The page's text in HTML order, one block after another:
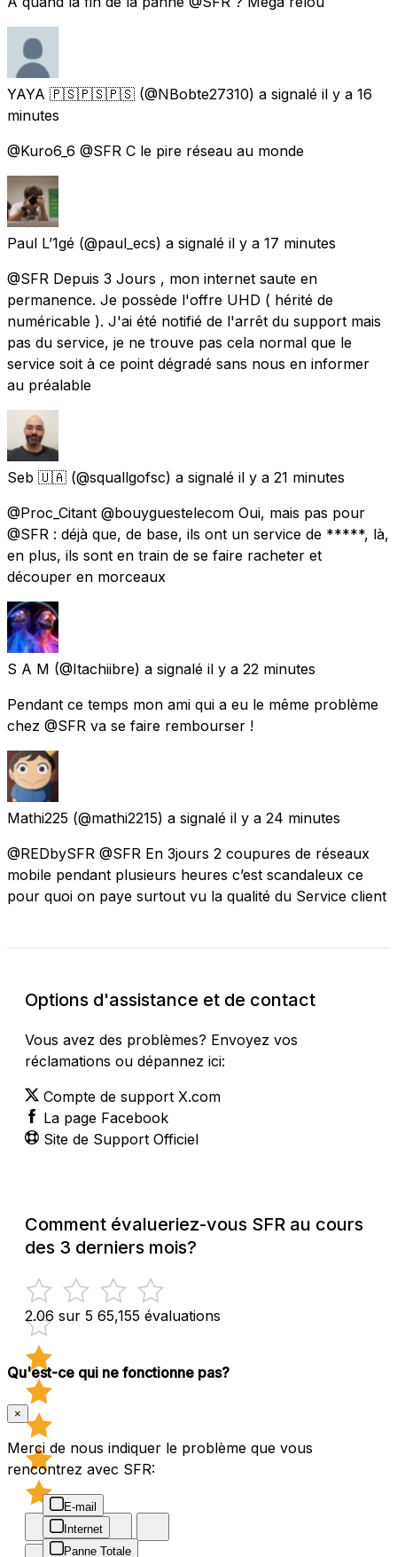
YAYA 🇵🇸🇵🇸🇵🇸 (@NBobte27310) a signalé il y a 16
minutes
@Kuro6_6 @SFR C le pire réseau au monde
Paul L’1gé (@paul_ecs) a signalé il y a 17 minutes
@SFR Depuis 3 Jours , mon internet saute en
permanence. Je possède l'offre UHD ( hérité de
numéricable ). J'ai été notifié de l'arrêt du support mais
pas du service, je ne trouve pas cela normal que le
service soit à ce point dégradé sans nous en informer
au préalable
Seb 🇺🇦 (@squallgofsc) a signalé il y a 21 minutes
@Proc_Citant @bouyguestelecom Oui, mais pas pour
@SFR : déjà que, de base, ils ont un service de *****, là,
en plus, ils sont en train de se faire racheter et
découper en morceaux
S A M (@Itachiibre) a signalé il y a 22 minutes
Pendant ce temps mon ami qui a eu le même problème
chez @SFR va se faire rembourser !
Mathi225 (@mathi2215) a signalé il y a 24 minutes
@REDbySFR @SFR En 3jours 2 coupures de réseaux
mobile pendant plusieurs heures c’est scandaleux ce
pour quoi on paye surtout vu la qualité du Service client
Options d'assistance et de contact
Vous avez des problèmes? Envoyez vos
réclamations ou dépannez ici:
Compte de support X.com
La page Facebook
Site de Support Officiel
Comment évalueriez-vous SFR au cours
des 3 derniers mois?
2.06 sur 5 65,155 évaluations
Qu'est-ce qui ne fonctionne pas?
×
Merci de nous indiquer le problème que vous
rencontrez avec SFR:
E-mail
Internet
Panne Totale